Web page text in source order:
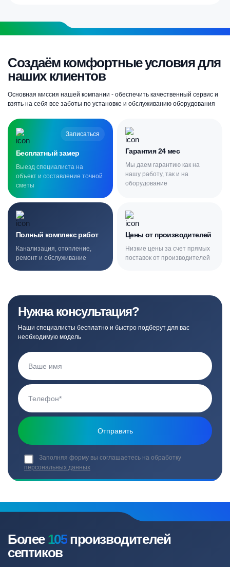
Создаём комфортные условия для
наших клиентов
Основная миссия нашей компании - обеспечить качественный сервис и
взять на себя все заботы по установке и обслуживанию оборудования
Записаться
Бесплатный замер
Выезд специалиста на
объект и составление точной
сметы
Гарантия 24 мес
Мы даем гарантию как на
нашу работу, так и на
оборудование
Полный комплекс работ
Канализация, отопление,
ремонт и обслуживание
Цены от производителей
Низкие цены за счет прямых
поставок от производителей
Нужна консультация?
Наши специалисты бесплатно и быстро подберут для вас
необходимую модель
Заполняя форму вы соглашаетесь на обработку
персональных данных
Более 105 производителей
септиков